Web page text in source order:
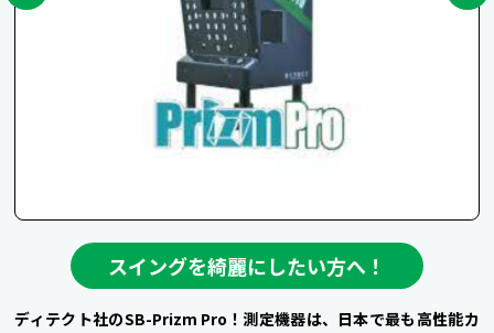
スイングを綺麗にしたい方へ！
ディテクト社のSB-Prizm Pro！測定機器は、日本で最も高性能カ